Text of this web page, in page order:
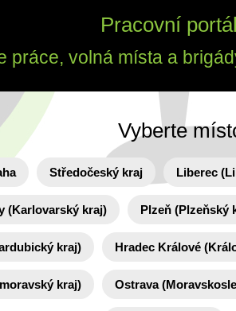
Pracovní
práce, volná místa a
Vyberte
Středočeský kraj Liberec
(Karlovarský kraj) Plzeň (Plzeňský
kraj) Hradec Králové
kraj) Ostrava